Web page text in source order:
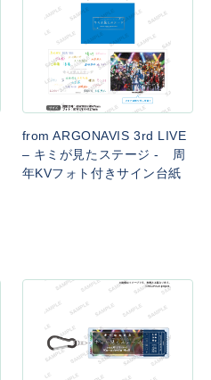
from ARGONAVIS 3rd LIVE
– キミが見たステージ - 周
年KVフォト付きサイン台紙